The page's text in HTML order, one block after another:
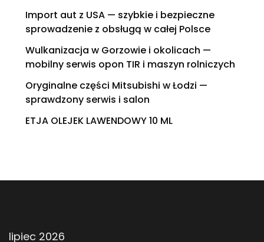
Import aut z USA — szybkie i bezpieczne
sprowadzenie z obsługą w całej Polsce
Wulkanizacja w Gorzowie i okolicach —
mobilny serwis opon TIR i maszyn rolniczych
Oryginalne części Mitsubishi w Łodzi —
sprawdzony serwis i salon
ETJA OLEJEK LAWENDOWY 10 ML
lipiec 2026